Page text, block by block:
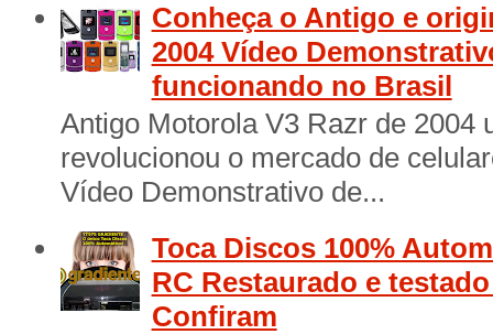
Conheça o Antigo e
2004 Vídeo
funcionando no Brasil
Antigo Motorola V3 Razr de 2004
revolucionou o mercado de
Vídeo Demonstrativo de...
Toca Discos 100%
RC Restaurado e
Confiram